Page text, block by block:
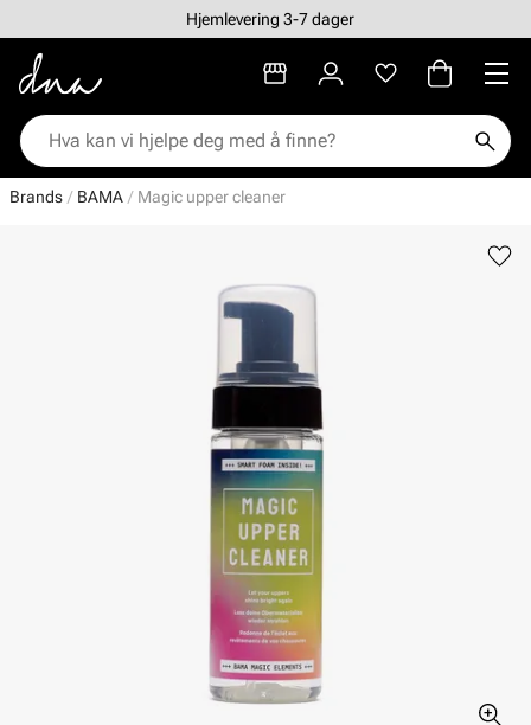
Hjemlevering 3-7 dager
Brands BAMA Magic upper cleaner